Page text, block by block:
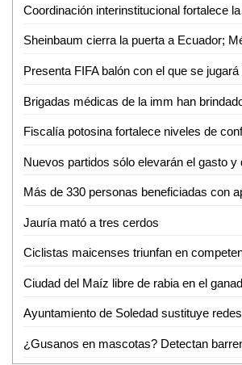
Jauría mató a tres cerdos
Ciclistas maicenses triunfan en
Ciudad del Maíz libre de rabia en el